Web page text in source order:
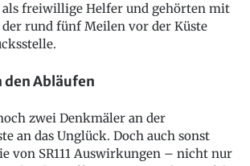
freiwillige Helfer und gehörten mit
der rund fünf Meilen vor der Küste
den Abläufen
zwei Denkmäler an der
an das Unglück. Doch auch sonst
von SR111 Auswirkungen – nicht nur